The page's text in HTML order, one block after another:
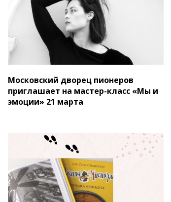
Московский дворец пионеров
приглашает на мастер-класс «Мы и
эмоции» 21 марта